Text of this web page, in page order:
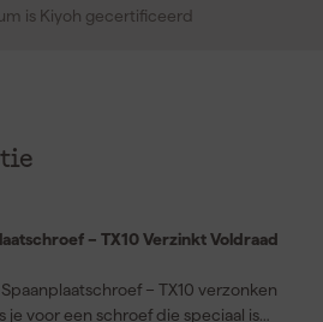
is Kiyoh gecertificeerd
– TX10 Verzinkt Voldraad
– TX10 verzonken
je voor een schroef die speciaal is